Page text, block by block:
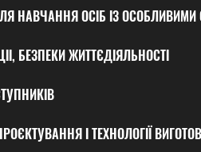
НАВЧАННЯ ОСІБ ІЗ ОСОБЛИВИМИ
БЕЗПЕКИ ЖИТТЄДІЯЛЬНОСТІ
І ТЕХНОЛОГІЇ